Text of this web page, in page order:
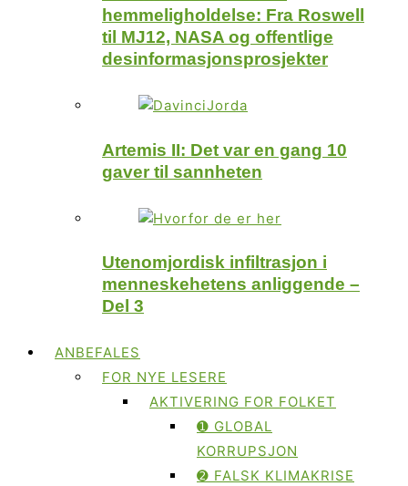
hemmeligholdelse: Fra Roswell
til MJ12, NASA og offentlige
desinformasjonsprosjekter
Artemis II: Det var en gang 10
gaver til sannheten
Utenomjordisk infiltrasjon i
menneskehetens anliggende –
Del 3
ANBEFALES
FOR NYE LESERE
AKTIVERING FOR FOLKET
➊ GLOBAL
KORRUPSJON
➋ FALSK KLIMAKRISE